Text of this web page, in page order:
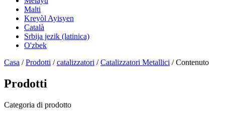
Malti
Kreyòl Ayisyen
Català
Srbija jezik (latinica)
O'zbek
Casa /Prodotti /catalizzatori /Catalizzatori Metallici / Contenuto
Prodotti
Categoria di prodotto